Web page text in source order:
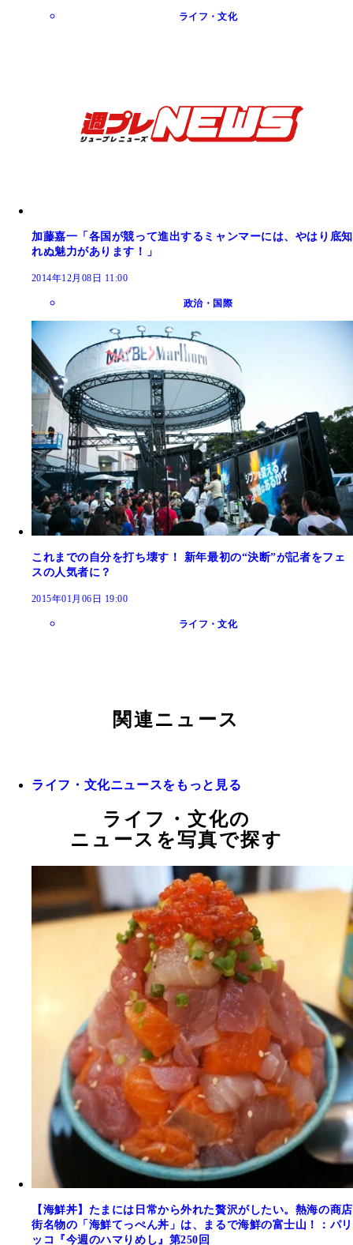
ライフ・文化
加藤嘉一「各国が競って進出するミャンマーには、やはり底知
れぬ魅力があります！」
2014年12月08日 11:00
政治・国際
これまでの自分を打ち壊す！ 新年最初の“決断”が記者をフェ
スの人気者に？
2015年01月06日 19:00
ライフ・文化
関連ニュース
ライフ・文化ニュースをもっと見る
ライフ・文化の
ニュースを写真で探す
【海鮮丼】たまには日常から外れた贅沢がしたい。熱海の商店
街名物の「海鮮てっぺん丼」は、まるで海鮮の富士山！：パリ
ッコ『今週のハマりめし』第250回